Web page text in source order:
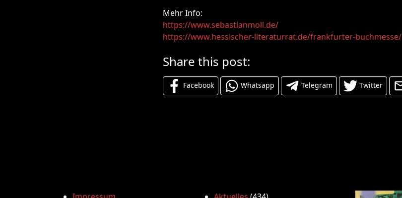
Mehr Info:
https://www.sebastianmoll.de/
https://www.hessischer-literaturrat.de/frankfurter-buchmesse/
Share this post:
Facebook Whatsapp Telegram Twitter